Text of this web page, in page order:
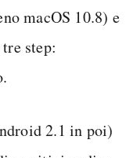
macOS 10.8) e
step:
2.1 in poi)